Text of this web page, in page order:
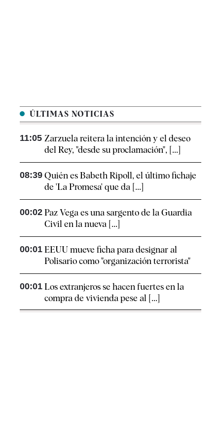
ÚLTIMAS NOTICIAS
11:05 Zarzuela reitera la intención y el deseo
del Rey, "desde su proclamación", [...]
08:39 Quién es Babeth Ripoll, el último fichaje
de 'La Promesa' que da [...]
00:02 Paz Vega es una sargento de la Guardia
Civil en la nueva [...]
00:01 EEUU mueve ficha para designar al
Polisario como "organización terrorista"
00:01 Los extranjeros se hacen fuertes en la
compra de vivienda pese al [...]